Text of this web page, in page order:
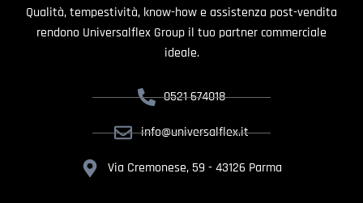
Qualità, tempestività, know-how e assistenza post-vendita
rendono Universalflex Group il tuo partner commerciale
ideale.
0521 674018
info@universalflex.it
Via Cremonese, 59 - 43126 Parma